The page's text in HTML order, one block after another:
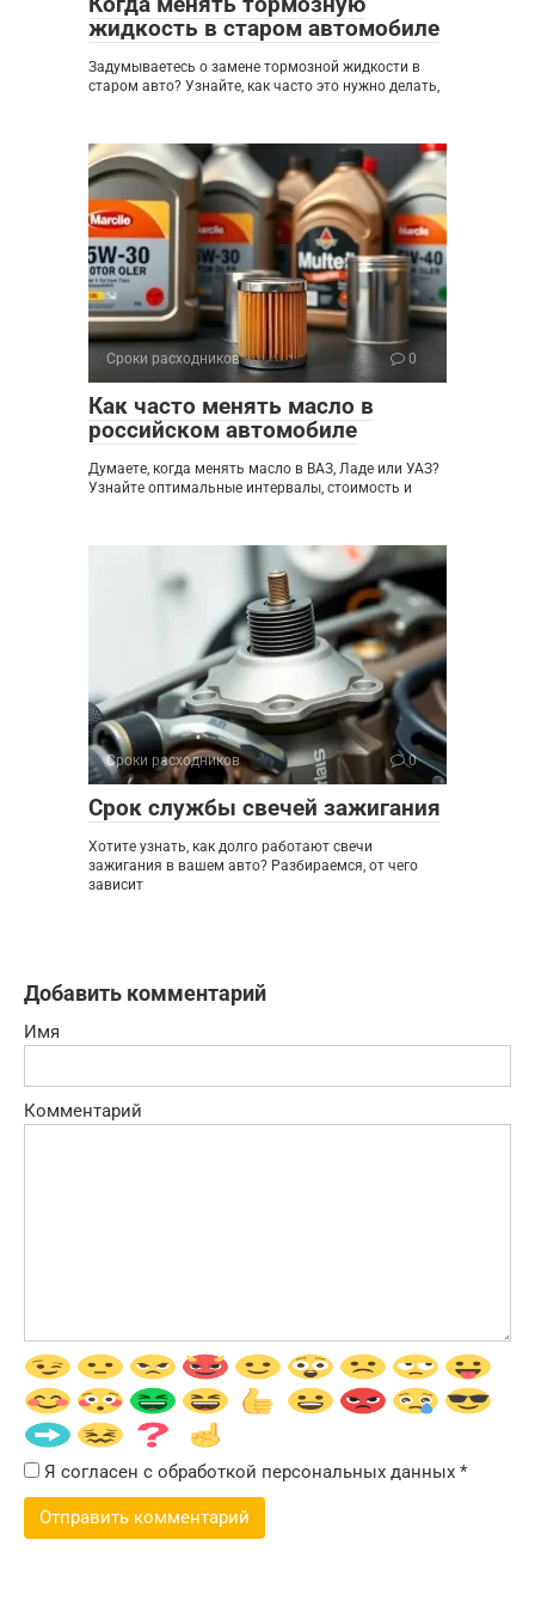
жидкость в старом автомобиле
Задумываетесь о замене тормозной жидкости в
старом авто? Узнайте, как часто это нужно делать,
Сроки расходников 0
Как часто менять масло в
российском автомобиле
Думаете, когда менять масло в ВАЗ, Ладе или УАЗ?
Узнайте оптимальные интервалы, стоимость и
Сроки расходников 0
Срок службы свечей зажигания
Хотите узнать, как долго работают свечи
зажигания в вашем авто? Разбираемся, от чего
зависит
Добавить комментарий
Имя
Комментарий
Я согласен с обработкой персональных данных *